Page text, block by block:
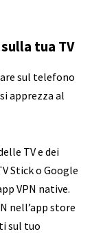
tua TV
sul telefono
apprezza al
TV e dei
Stick o Google
VPN native.
nell’app store
sul tuo